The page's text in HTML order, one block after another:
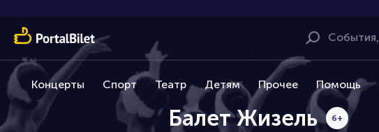
Концерты Спорт Театр Детям Прочее Помощь
Балет Жизель 6+